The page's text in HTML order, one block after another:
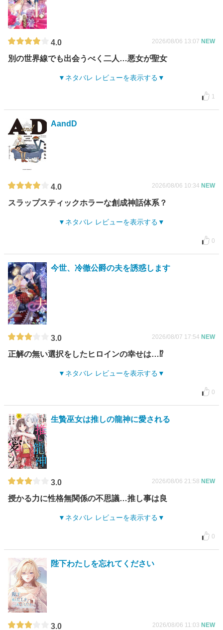
4.0 2026/08/06 13:07 NEW
別の世界線でも出会うべく二人…悪女が聖女
ネタバレ レビューを表示する
1
AandD
4.0 2026/08/06 10:34 NEW
スラップスティックホラーな創成神話体系？
ネタバレ レビューを表示する
0
今世、冷徹公爵の夫を誘惑します
3.0 2026/08/07 17:54 NEW
正解の無い選択をしたヒロインの幸せは…⁉
ネタバレ レビューを表示する
0
生贄巫女は推しの龍神に愛される
3.0 2026/08/06 21:58 NEW
授かる力に性格無関係の不思議…推し事は良
ネタバレ レビューを表示する
0
陛下わたしを忘れてください
3.0 2026/08/06 11:03 NEW